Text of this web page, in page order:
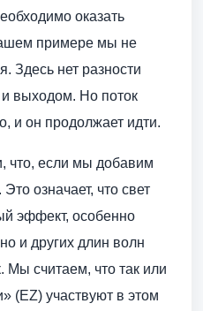
оказать
примере мы не
Здесь нет разности
выходом. Но поток
и он продолжает идти.
что, если мы добавим
означает, что свет
эффект, особенно
и других длин волн
Мы считаем, что так или
(EZ) участвуют в этом